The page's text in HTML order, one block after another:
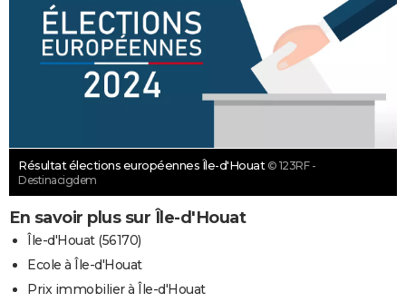
Résultat élections européennes Île-d'Houat © 123RF -
Destinacigdem
En savoir plus sur Île-d'Houat
Île-d'Houat (56170)
Ecole à Île-d'Houat
Prix immobilier à Île-d'Houat